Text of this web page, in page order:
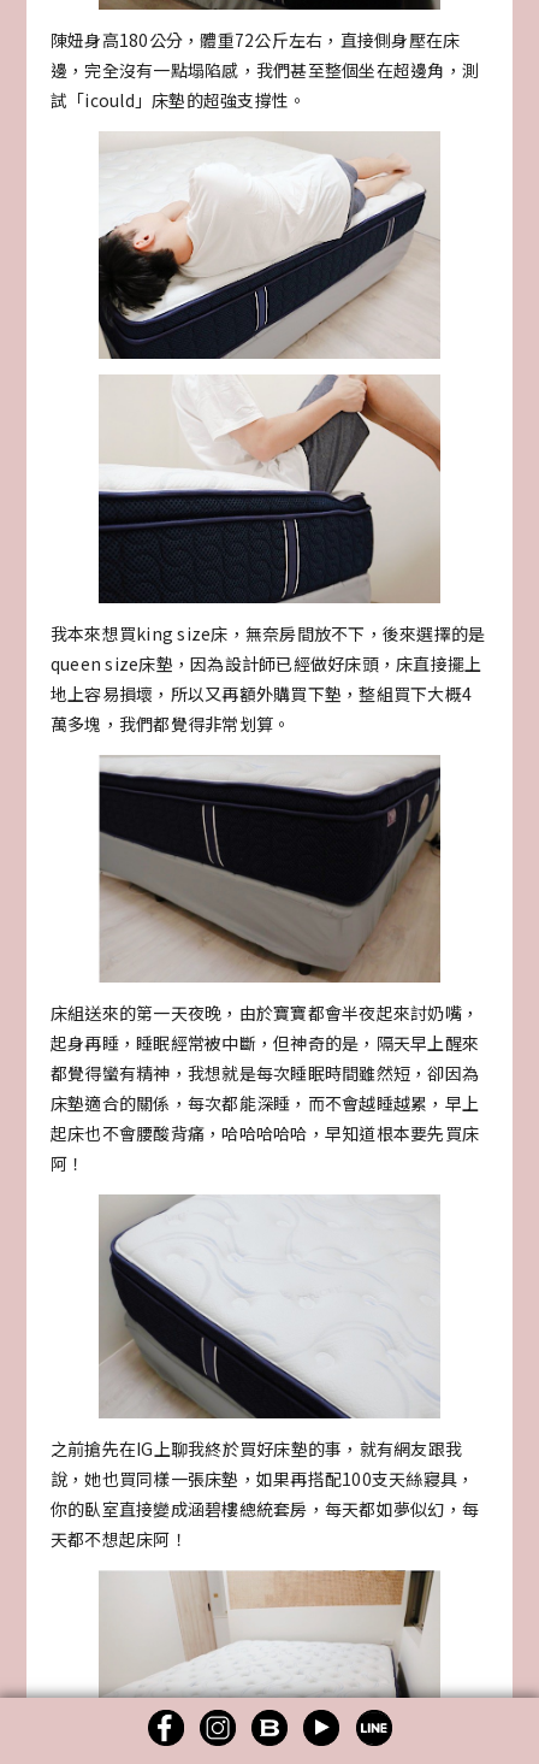
陳妞身高180公分，體重72公斤左右，直接側身壓在床
邊，完全沒有一點塌陷感，我們甚至整個坐在超邊角，測
試「icould」床墊的超強支撐性。
我本來想買king size床，無奈房間放不下，後來選擇的是
queen size床墊，因為設計師已經做好床頭，床直接擺上
地上容易損壞，所以又再額外購買下墊，整組買下大概4
萬多塊，我們都覺得非常划算。
床組送來的第一天夜晚，由於寶寶都會半夜起來討奶嘴，
起身再睡，睡眠經常被中斷，但神奇的是，隔天早上醒來
都覺得蠻有精神，我想就是每次睡眠時間雖然短，卻因為
床墊適合的關係，每次都能深睡，而不會越睡越累，早上
起床也不會腰酸背痛，哈哈哈哈哈，早知道根本要先買床
阿！
之前搶先在IG上聊我終於買好床墊的事，就有網友跟我
說，她也買同樣一張床墊，如果再搭配100支天絲寢具，
你的臥室直接變成涵碧樓總統套房，每天都如夢似幻，每
天都不想起床阿！